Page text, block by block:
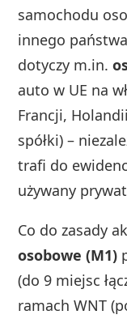
samochodu
innego
dotyczy m.in.
auto w UE na
Francji,
spółki) –
trafi do
używany
Co do zasady
osobowe (M1)
(do 9 miejsc
ramach WNT